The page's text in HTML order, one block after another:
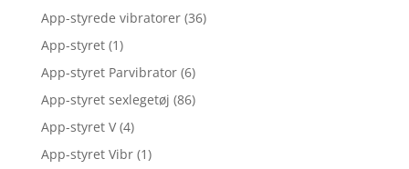
App-styrede vibratorer (36)
App-styret (1)
App-styret Parvibrator (6)
App-styret sexlegetøj (86)
App-styret V (4)
App-styret Vibr (1)